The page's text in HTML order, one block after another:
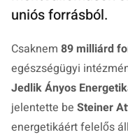
uniós forrásból.
Csaknem 89 milliárd
egészségügyi
Jedlik Ányos
jelentette be Steiner
energetikáért felelős